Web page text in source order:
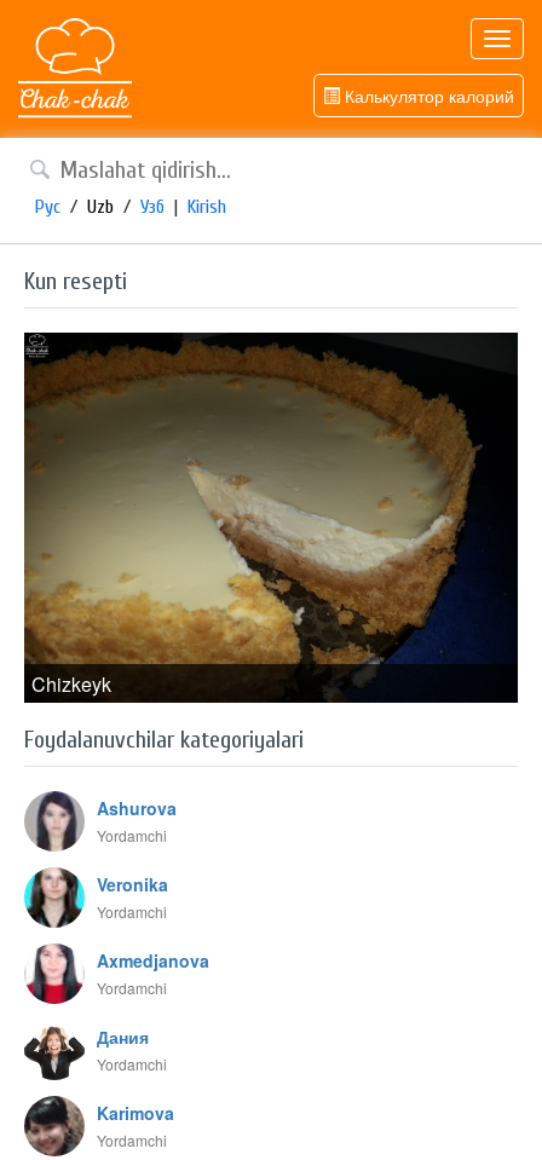
Калькулятор калорий
Рус / Uzb / Узб | Kirish
Kun resepti
Chizkeyk
Foydalanuvchilar kategoriyalari
Ashurova
Yordamchi
Veronika
Yordamchi
Axmedjanova
Yordamchi
Дания
Yordamchi
Karimova
Yordamchi